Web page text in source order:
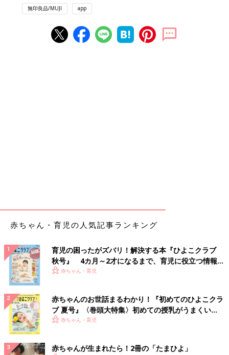
無印良品/MUJI app
赤ちゃん・育児の人気記事ランキング
育児の困ったがズバリ！解決する本『ひよこクラブ
秋号』 4カ月～2才になるまで、育児に役立つ情報が
いっぱい！
赤ちゃん・育児
赤ちゃんのお世話まるわかり！『初めてのひよこクラ
ブ 夏号』〈巻頭大特集〉初めての授乳がうまくい
く！ おっぱい・ミルクの基本と夏のトラブル 解決テ
赤ちゃん・育児
赤ちゃんが生まれたら！2冊の「たまひよ」